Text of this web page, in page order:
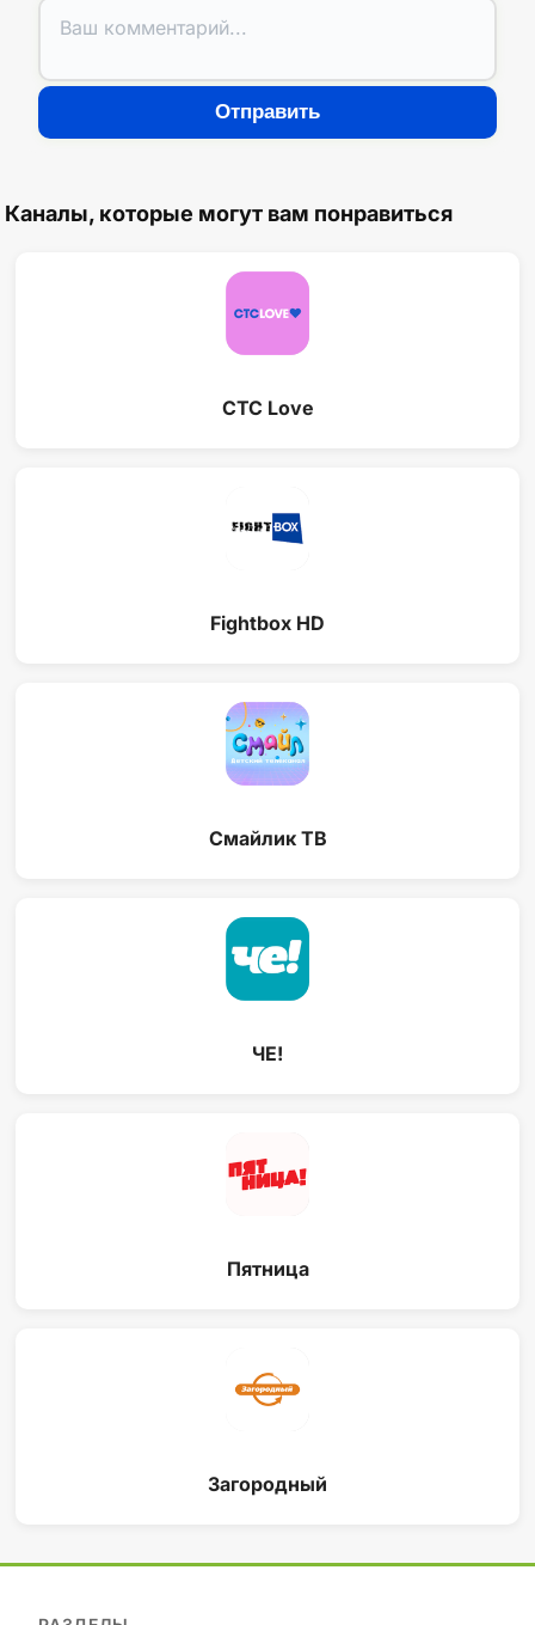
Отправить
Каналы, которые могут вам понравиться
СТС Love
Fightbox HD
Смайлик ТВ
ЧЕ!
Пятница
Загородный